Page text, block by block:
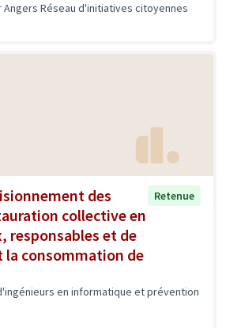
Angers Réseau d'initiatives citoyennes
des
collective en
responsables et de
consommation de
Retenue
en informatique et prévention